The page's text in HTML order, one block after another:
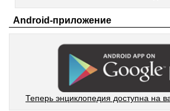
Android-приложение
Теперь энциклопедия доступна на